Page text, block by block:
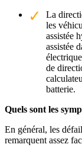
La
les
assistée
assistée
de
batterie.
Quels sont les
En général, les
remarquent assez